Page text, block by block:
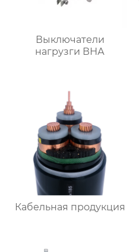
Выключатели
нагрузги ВНА
Кабельная продукция